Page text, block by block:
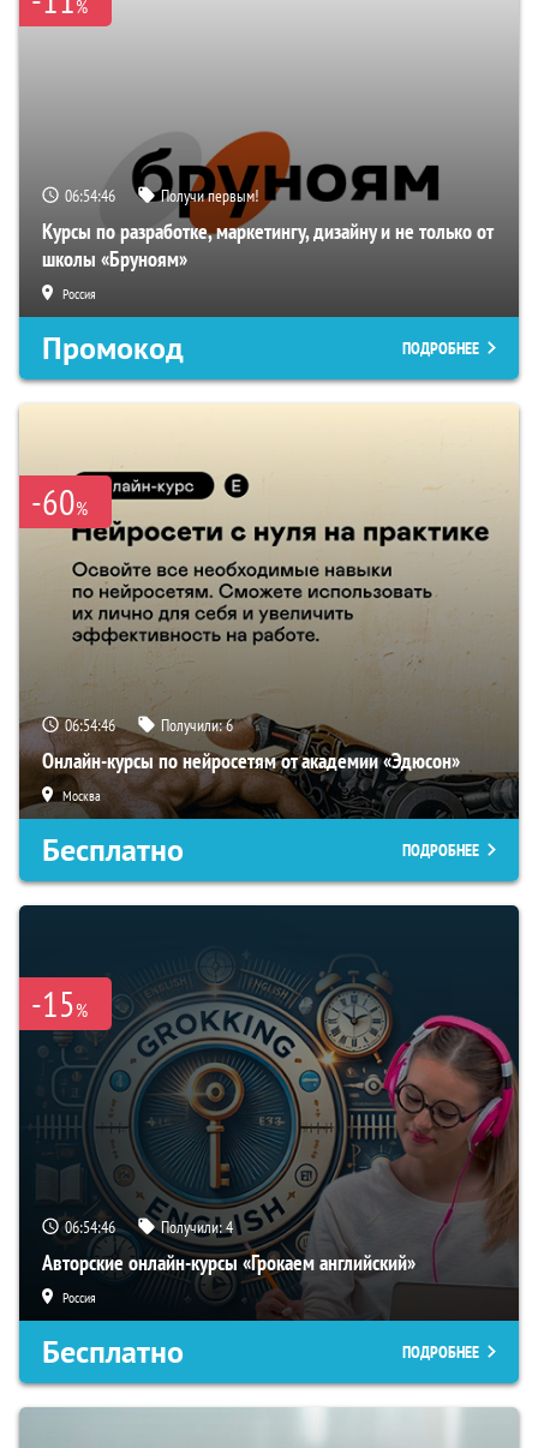
%
06:54:45 Получи первым!
Курсы по разработке, маркетингу, дизайну и не только от
школы «Бруноям»
Россия
Промокод ПОДРОБНЕЕ
-60%
06:54:45 Получили:6
Онлайн-курсы по нейросетям от академии «Эдюсон»
Москва
Бесплатно ПОДРОБНЕЕ
-15%
06:54:45 Получили:4
Авторские онлайн-курсы «Грокаем английский»
Россия
Бесплатно ПОДРОБНЕЕ